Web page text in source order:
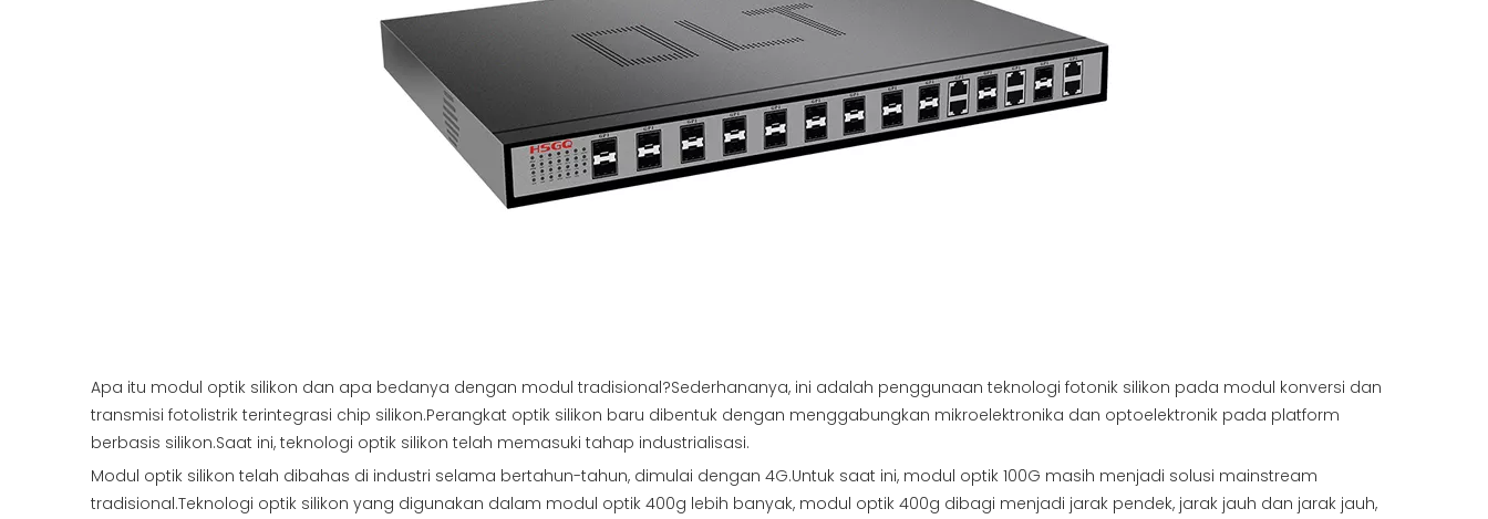
Apa itu modul optik silikon dan apa bedanya dengan modul tradisional?Sederhananya, ini adalah penggunaan teknologi fotonik silikon pada modul konversi dan
transmisi fotolistrik terintegrasi chip silikon.Perangkat optik silikon baru dibentuk dengan menggabungkan mikroelektronika dan optoelektronik pada platform
berbasis silikon.Saat ini, teknologi optik silikon telah memasuki tahap industrialisasi.
Modul optik silikon telah dibahas di industri selama bertahun-tahun, dimulai dengan 4G.Untuk saat ini, modul optik 100G masih menjadi solusi mainstream
tradisional.Teknologi optik silikon yang digunakan dalam modul optik 400g lebih banyak, modul optik 400g dibagi menjadi jarak pendek, jarak jauh dan jarak jauh,